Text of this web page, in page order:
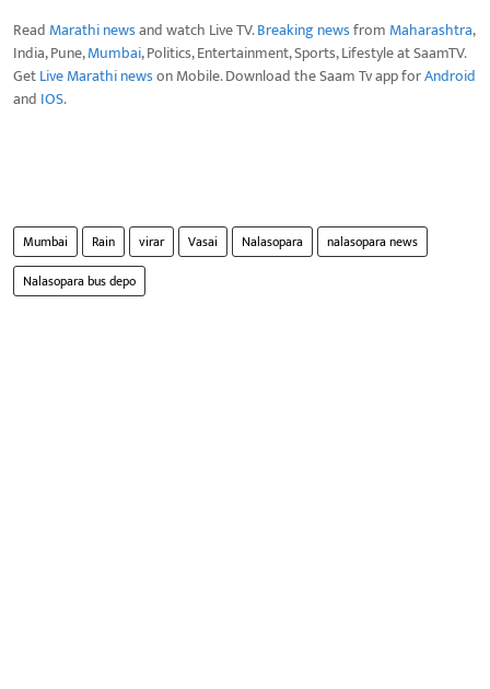
Read Marathi newsand watch Live TV.Breaking newsfrom Maharashtra,
India, Pune,Mumbai, Politics, Entertainment, Sports, Lifestyle at SaamTV.
GetLive Marathi newson Mobile. Download the Saam Tv app forAndroid
and IOS.
Mumbai Rain virar Vasai Nalasopara
nalasopara news
Nalasopara bus depo